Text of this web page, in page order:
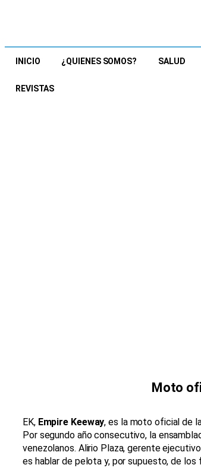
INICIO ¿QUIENES SOMOS? SALUD
REVISTAS
Moto
EK, Empire Keeway, es la moto oficial de
Por segundo año consecutivo, la
venezolanos. Alirio Plaza, gerente
es hablar de pelota y, por supuesto, de